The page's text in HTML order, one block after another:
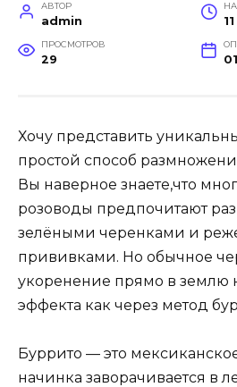
АВТОР
admin
ПРОСМОТРОВ
29
Хочу представить
простой способ
Вы наверное знаете,что
розоводы предпочитают
зелёными черенками и
прививками. Но обычное
укоренение прямо в землю
эффекта как через метод
Буррито — это
начинка заворачивается в